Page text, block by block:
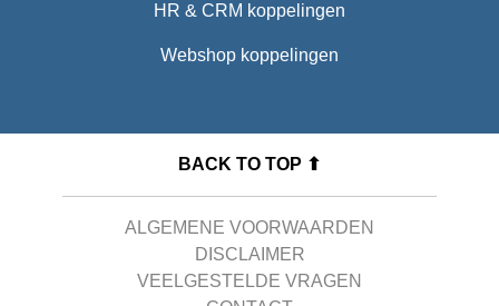
HR & CRM koppelingen
Webshop koppelingen
BACK TO TOP ⬆
ALGEMENE VOORWAARDEN
DISCLAIMER
VEELGESTELDE VRAGEN